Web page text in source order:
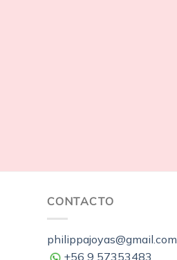
CONTACTO
philippajoyas@gmail.com
+56 9 57353483